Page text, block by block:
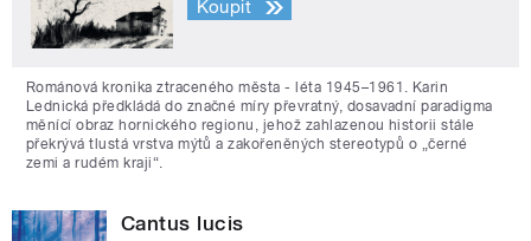
Koupit
Románová kronika ztraceného města - léta 1945–1961. Karin
Lednická předkládá do značné míry převratný, dosavadní paradigma
měnící obraz hornického regionu, jehož zahlazenou historii stále
překrývá tlustá vrstva mýtů a zakořeněných stereotypů o „černé
zemi a rudém kraji“.
Cantus lucis